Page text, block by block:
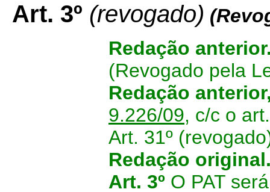
Art. 3º (revogado)
Redação
(Revogado pela
Redação
9.226/09, c/c o
Art. 31º
Redação
Art. 3º O PAT